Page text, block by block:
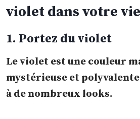
violet dans votre vie
1. Portez du violet
Le violet est une couleur
mystérieuse et
à de nombreux looks.